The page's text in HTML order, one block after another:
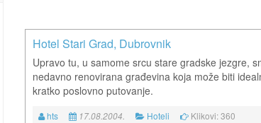
Hotel Stari Grad, Dubrovnik
Upravo tu, u samome srcu stare gradske jezgre,
nedavno renovirana građevina koja može biti
kratko poslovno putovanje.
hts 17.08.2004. Hoteli Klikovi: 360